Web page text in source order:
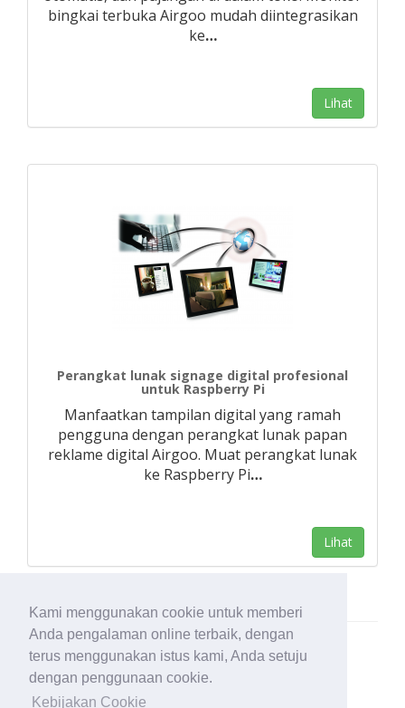
Kami menggunakan cookie untuk memberi
Anda pengalaman online terbaik, dengan
terus menggunakan istus kami, Anda setuju
dengan penggunaan cookie.
Kebijakan Cookie
bingkai terbuka Airgoo mudah diintegrasikan
ke…
Lihat
Perangkat lunak signage digital profesional
untuk Raspberry Pi
Manfaatkan tampilan digital yang ramah
pengguna dengan perangkat lunak papan
reklame digital Airgoo. Muat perangkat lunak
ke Raspberry Pi…
Lihat